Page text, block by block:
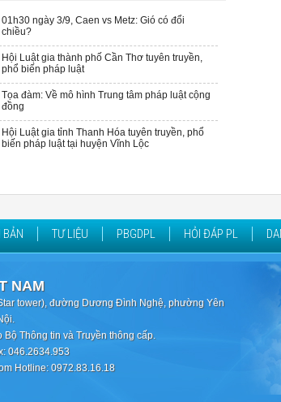
01h30 ngày 3/9, Caen vs Metz: Gió có đổi
chiều?
Hội Luật gia thành phố Cần Thơ tuyên truyền,
phổ biến pháp luật
Tọa đàm: Về mô hình Trung tâm pháp luật cộng
đồng
Hội Luật gia tỉnh Thanh Hóa tuyên truyền, phổ
biến pháp luật tại huyện Vĩnh Lộc
BẢN TƯ LIỆU PBGDPL HỎI ĐÁP PL
NAM
tower), đường Dương Đình Nghệ, phường Yên
Thông tin và Truyền thông cấp.
046.2634.953
Hotline: 0972.83.16.18